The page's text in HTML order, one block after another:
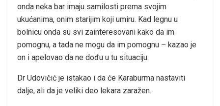
onda neka bar imaju samilosti prema svojim
ukućanima, onim starijim koji umiru. Kad legnu u
bolnicu onda su svi zainteresovani kako da im
pomognu, a tada ne mogu da im pomognu – kazao je
on i apelovao da ne dođu u tu situaciju.
Dr Udovičić je istakao i da će Karaburma nastaviti
dalje, ali da je veliki deo lekara zaražen.